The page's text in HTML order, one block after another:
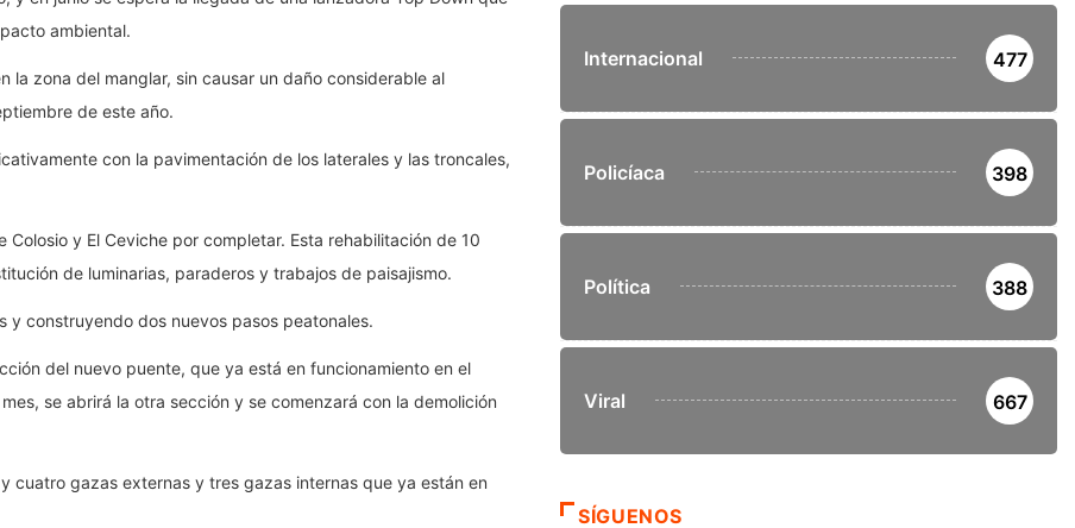
ambiental.
la zona del manglar, sin causar un daño considerable al
de este año.
con la pavimentación de los laterales y las troncales,
y El Ceviche por completar. Esta rehabilitación de 10
de luminarias, paraderos y trabajos de paisajismo.
y construyendo dos nuevos pasos peatonales.
del nuevo puente, que ya está en funcionamiento en el
se abrirá la otra sección y se comenzará con la demolición
cuatro gazas externas y tres gazas internas que ya están en
Internacional 477
Policíaca 398
Política 388
Viral 667
SÍGUENOS